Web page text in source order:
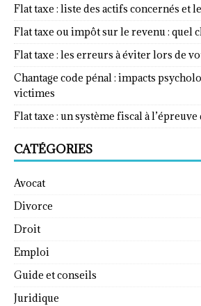
Flat taxe : liste des actifs concernés et
Flat taxe ou impôt sur le revenu : quel
Flat taxe : les erreurs à éviter lors de
Chantage code pénal : impacts
victimes
Flat taxe : un système fiscal à
CATÉGORIES
Avocat
Divorce
Droit
Emploi
Guide et conseils
Juridique